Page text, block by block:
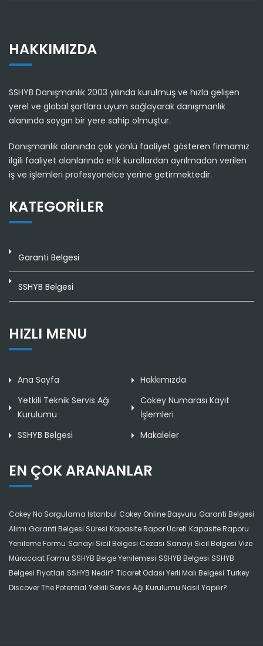
HAKKIMIZDA
SSHYB Danışmanlık 2003 yılında kurulmuş ve hızla gelişen
yerel ve global şartlara uyum sağlayarak danışmanlık
alanında saygın bir yere sahip olmuştur.
Danışmanlık alanında çok yönlü faaliyet gösteren firmamız
ilgili faaliyet alanlarında etik kurallardan ayrılmadan verilen
iş ve işlemleri profesyonelce yerine getirmektedir.
KATEGORILER
Garanti Belgesi
SSHYB Belgesi
HIZLI MENU
Ana Sayfa
Hakkımızda
Yetkili Teknik Servis Ağı
Kurulumu
Cokey Numarası Kayıt
İşlemleri
SSHYB Belgesi
Makaleler
EN ÇOK ARANANLAR
Cokey No Sorgulama İstanbul Cokey Online Başvuru Garanti Belgesi
Alımı Garanti Belgesi Süresi Kapasite Rapor Ücreti Kapasite Raporu
Yenileme Formu Sanayi Sicil Belgesi Cezası Sanayi Sicil Belgesi Vize
Müracaat Formu SSHYB Belge Yenilemesi SSHYB Belgesi SSHYB
Belgesi Fiyatları SSHYB Nedir? Ticaret Odası Yerli Malı Belgesi Turkey
Discover The Potential Yetkili Servis Ağı Kurulumu Nasıl Yapılır?